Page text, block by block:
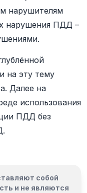
нарушителям
нарушения ПДД –
на эту тему
Далее на
использования
ПДД без
собой
и не являются